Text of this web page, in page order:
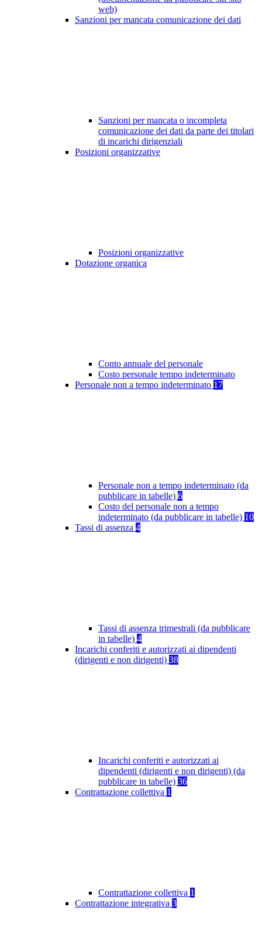
web)
Sanzioni per mancata comunicazione dei dati
Sanzioni per mancata o incompleta
comunicazione dei dati da parte dei titolari
di incarichi dirigenziali
Posizioni organizzative
Posizioni organizzative
Dotazione organica
Conto annuale del personale
Costo personale tempo indeterminato
Personale non a tempo indeterminato 17
Personale non a tempo indeterminato (da
pubblicare in tabelle) 6
Costo del personale non a tempo
indeterminato (da pubblicare in tabelle) 10
Tassi di assenza 4
Tassi di assenza trimestrali (da pubblicare
in tabelle) 4
Incarichi conferiti e autorizzati ai dipendenti
(dirigenti e non dirigenti) 38
Incarichi conferiti e autorizzati ai
dipendenti (dirigenti e non dirigenti) (da
pubblicare in tabelle) 36
Contrattazione collettiva 1
Contrattazione collettiva 1
Contrattazione integrativa 3